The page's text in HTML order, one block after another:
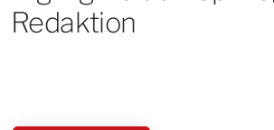
Redaktion